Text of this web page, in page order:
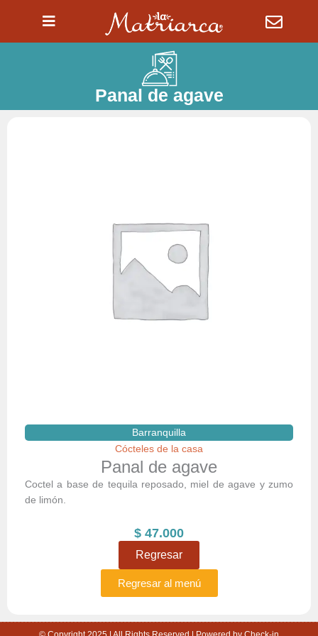
Panal de agave
Barranquilla
Cócteles de la casa
Panal de agave
Coctel a base de tequila reposado, miel de agave y zumo
de limón.
$ 47.000
Regresar
Regresar al menú